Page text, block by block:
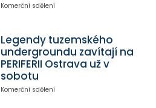
Komerční sdělení
Legendy tuzemského
undergroundu zavítají na
PERIFERII Ostrava už v
sobotu
Komerční sdělení